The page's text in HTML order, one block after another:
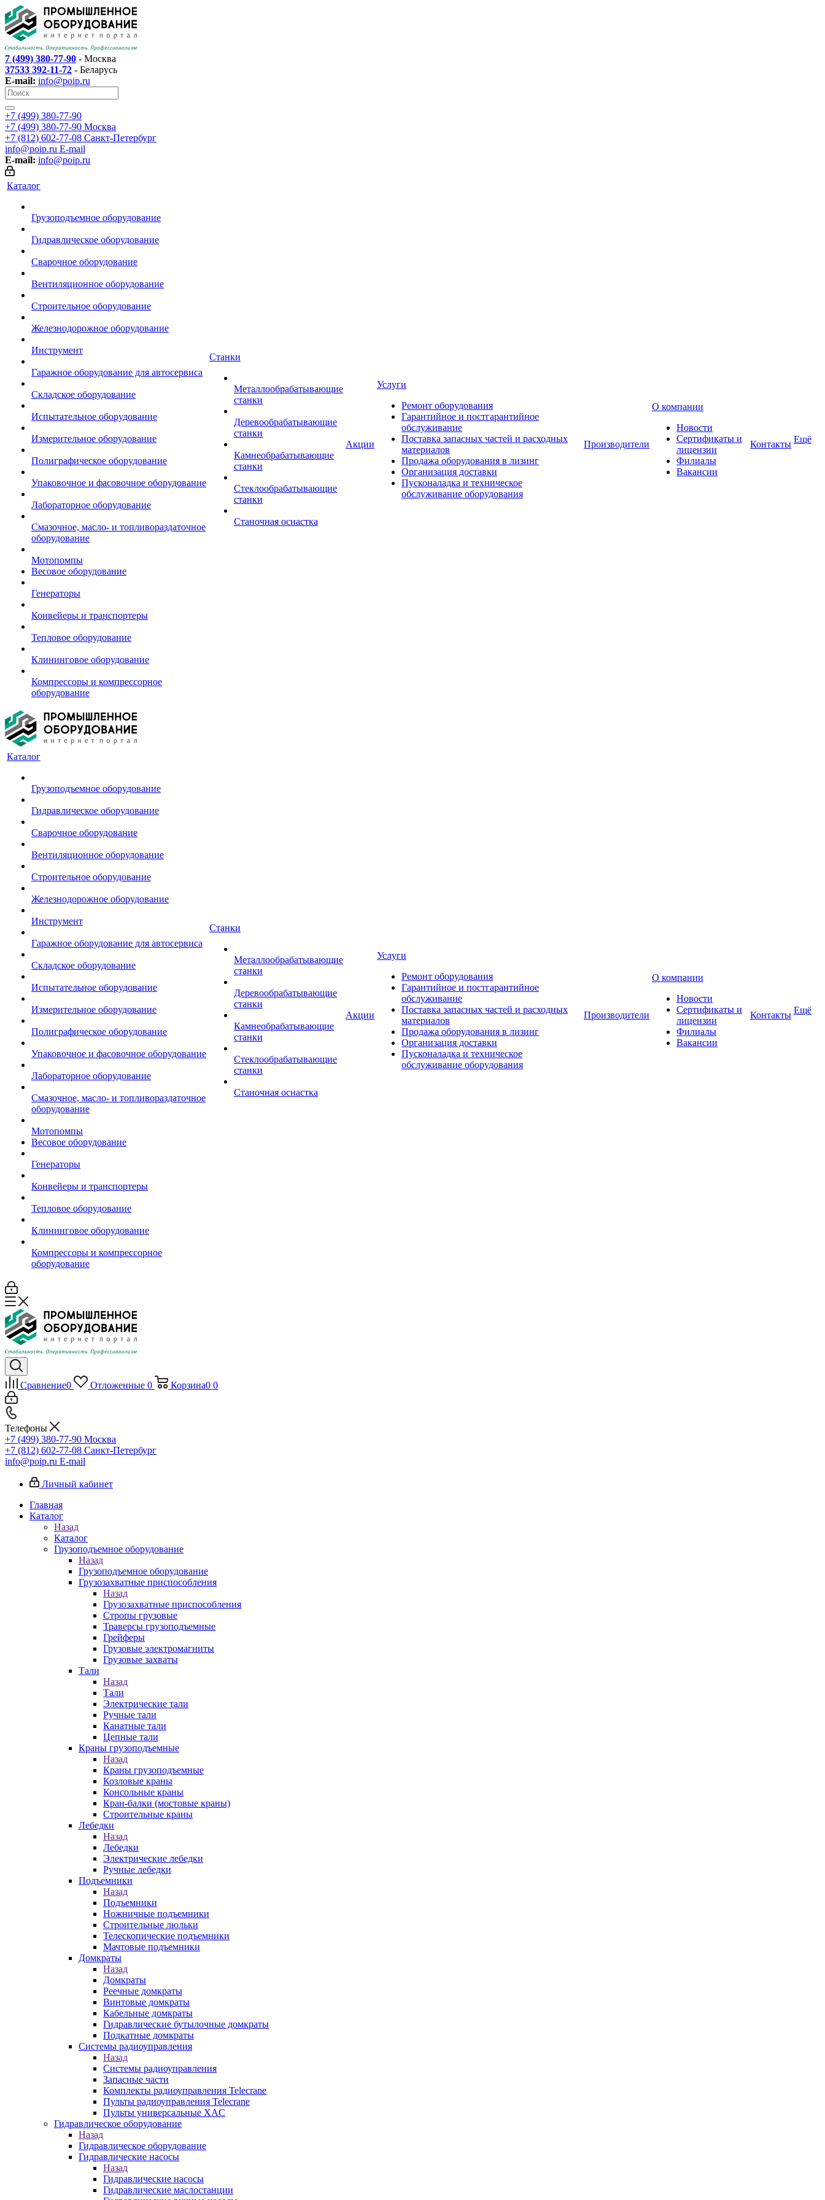
7 (499) 380-77-90 - Москва
37533 392-11-72 - Беларусь
E-mail: info@poip.ru
+7 (499) 380-77-90
+7 (499) 380-77-90 Москва
+7 (812) 602-77-08 Санкт-Петербург
info@poip.ru E-mail
E-mail: info@poip.ru
Каталог
Грузоподъемное оборудование
Гидравлическое оборудование
Сварочное оборудование
Вентиляционное оборудование
Строительное оборудование
Железнодорожное оборудование
Инструмент
Гаражное оборудование для автосервиса
Складское оборудование
Испытательное оборудование
Измерительное оборудование
Полиграфическое оборудование
Упаковочное и фасовочное оборудование
Лабораторное оборудование
Смазочное, масло- и топливораздаточное
оборудование
Мотопомпы
Весовое оборудование
Генераторы
Конвейеры и транспортеры
Тепловое оборудование
Клининговое оборудование
Компрессоры и компрессорное
оборудование
Станки
Металлообрабатывающие
станки
Деревообрабатывающие
станки
Камнеобрабатывающие
станки
Стеклообрабатывающие
станки
Станочная оснастка
Акции
Услуги
Ремонт оборудования
Гарантийное и постгарантийное
обслуживание
Поставка запасных частей и расходных
материалов
Продажа оборудования в лизинг
Организация доставки
Пусконаладка и техническое
обслуживание оборудования
Производители
О компании
Новости
Сертификаты и
лицензии
Филиалы
Вакансии
Контакты Ещё
Каталог
Грузоподъемное оборудование
Гидравлическое оборудование
Сварочное оборудование
Вентиляционное оборудование
Строительное оборудование
Железнодорожное оборудование
Инструмент
Гаражное оборудование для автосервиса
Складское оборудование
Испытательное оборудование
Измерительное оборудование
Полиграфическое оборудование
Упаковочное и фасовочное оборудование
Лабораторное оборудование
Смазочное, масло- и топливораздаточное
оборудование
Мотопомпы
Весовое оборудование
Генераторы
Конвейеры и транспортеры
Тепловое оборудование
Клининговое оборудование
Компрессоры и компрессорное
оборудование
Станки
Металлообрабатывающие
станки
Деревообрабатывающие
станки
Камнеобрабатывающие
станки
Стеклообрабатывающие
станки
Станочная оснастка
Акции
Услуги
Ремонт оборудования
Гарантийное и постгарантийное
обслуживание
Поставка запасных частей и расходных
материалов
Продажа оборудования в лизинг
Организация доставки
Пусконаладка и техническое
обслуживание оборудования
Производители
О компании
Новости
Сертификаты и
лицензии
Филиалы
Вакансии
Контакты Ещё
Сравнение0 Отложенные 0 Корзина0 0
Телефоны
+7 (499) 380-77-90 Москва
+7 (812) 602-77-08 Санкт-Петербург
info@poip.ru E-mail
Личный кабинет
Главная
Каталог
Назад
Каталог
Грузоподъемное оборудование
Назад
Грузоподъемное оборудование
Грузозахватные приспособления
Назад
Грузозахватные приспособления
Стропы грузовые
Траверсы грузоподъемные
Грейферы
Грузовые электромагниты
Грузовые захваты
Тали
Назад
Тали
Электрические тали
Ручные тали
Канатные тали
Цепные тали
Краны грузоподъемные
Назад
Краны грузоподъемные
Козловые краны
Консольные краны
Кран-балки (мостовые краны)
Строительные краны
Лебедки
Назад
Лебедки
Электрические лебедки
Ручные лебедки
Подъемники
Назад
Подъемники
Ножничные подъемники
Строительные люльки
Телескопические подъемники
Мачтовые подъемники
Домкраты
Назад
Домкраты
Реечные домкраты
Винтовые домкраты
Кабельные домкраты
Гидравлические бутылочные домкраты
Подкатные домкраты
Системы радиоуправления
Назад
Системы радиоуправления
Запасные части
Комплекты радиоуправления Telecrane
Пульты радиоуправления Telecrane
Пульты универсальные XAC
Гидравлическое оборудование
Назад
Гидравлическое оборудование
Гидравлические насосы
Назад
Гидравлические насосы
Гидравлические маслостанции